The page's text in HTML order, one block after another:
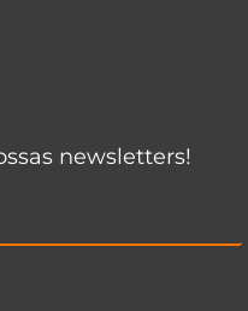
newsletters!